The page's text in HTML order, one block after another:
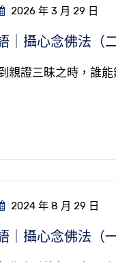
2026 年 3 月 29 日
｜攝心念佛法（二
親證三昧之時，誰
2024 年 8 月 29 日
｜攝心念佛法（一